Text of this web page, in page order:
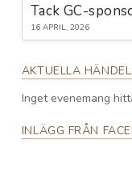
Tack GC-
16 APRIL, 2026
AKTUELLA
Inget evenemang
INLÄGG FRÅN